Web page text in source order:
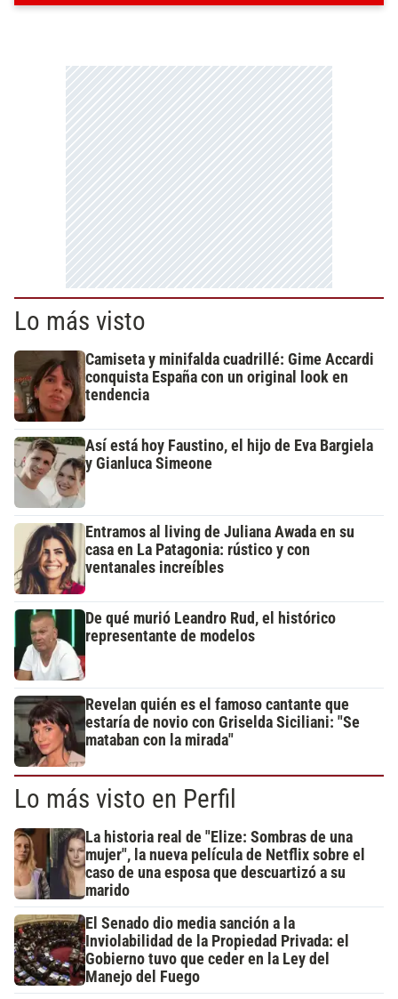
Lo más visto
Camiseta y minifalda cuadrillé: Gime Accardi
conquista España con un original look en
tendencia
Así está hoy Faustino, el hijo de Eva Bargiela
y Gianluca Simeone
Entramos al living de Juliana Awada en su
casa en La Patagonia: rústico y con
ventanales increíbles
De qué murió Leandro Rud, el histórico
representante de modelos
Revelan quién es el famoso cantante que
estaría de novio con Griselda Siciliani: "Se
mataban con la mirada"
Lo más visto en Perfil
La historia real de "Elize: Sombras de una
mujer", la nueva película de Netflix sobre el
caso de una esposa que descuartizó a su
marido
El Senado dio media sanción a la
Inviolabilidad de la Propiedad Privada: el
Gobierno tuvo que ceder en la Ley del
Manejo del Fuego